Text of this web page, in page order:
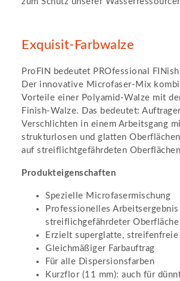
Exquisit-Farbwalze
ProFIN bedeutet PROfessional
Der innovative Microfaser-Mix
Vorteile einer Polyamid-Walze mit
Finish-Walze. Das bedeutet:
Verschlichten in einem Arbeitsgang
strukturlosen und glatten
auf streiflichtgefährdeten
Produkteigenschaften
Spezielle Microfasermischung
Professionelles Arbeitsergebnis
streiflichgefährdeter Oberfläche
Erzielt superglatte,
Gleichmäßiger Farbauftrag
Für alle Dispersionsfarben
Kurzflor (11 mm): auch für